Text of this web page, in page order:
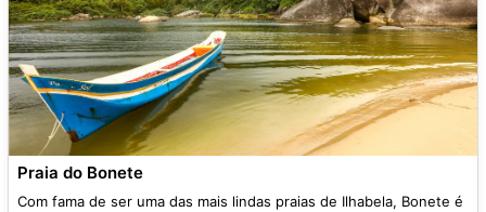
Praia do Bonete
Com fama de ser uma das mais lindas praias de Ilhabela, Bonete é